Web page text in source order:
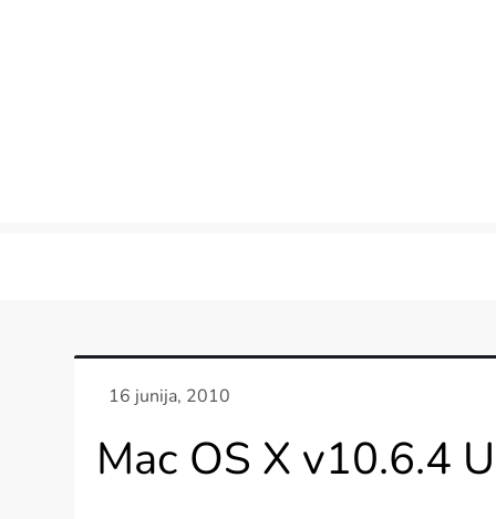
Mac OS X v10.6.4